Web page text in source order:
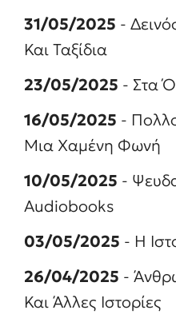
31/05/2025 -
Και Ταξίδια
23/05/2025 - Στα
16/05/2025 -
Μια Χαμένη Φωνή
10/05/2025 -
Audiobooks
03/05/2025 - Η
26/04/2025 -
Και Άλλες Ιστορίες